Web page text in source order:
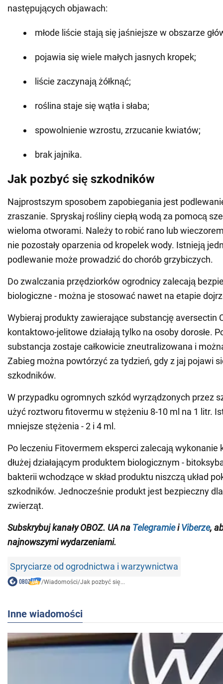
następujących objawach:
młode liście stają się jaśniejsze w obszarze
pojawia się wiele małych jasnych kropek;
liście zaczynają żółknąć;
roślina staje się wątła i słaba;
spowolnienie wzrostu, zrzucanie kwiatów;
brak jajnika.
Jak pozbyć się szkodników
Najprostszym sposobem zapobiegania jest
zraszanie. Spryskaj rośliny ciepłą wodą za pomocą
wieloma otworami. Należy to robić rano lub
nie pozostały oparzenia od kropelek wody. Istnieją
podlewanie może prowadzić do chorób grzybiczych.
Do zwalczania przędziorków ogrodnicy zalecają
biologiczne - można je stosować nawet na etapie
Wybieraj produkty zawierające substancję aversectin
kontaktowo-jelitowe działają tylko na osoby dorosłe.
substancja zostaje całkowicie zneutralizowana i
Zabieg można powtórzyć za tydzień, gdy z jaj pojawi
szkodników.
W przypadku ogromnych szkód wyrządzonych przez
użyć roztworu fitovermu w stężeniu 8-10 ml na 1 litr.
mniejsze stężenia - 2 i 4 ml.
Po leczeniu Fitovermem eksperci zalecają wykonanie
dłużej działającym produktem biologicznym -
bakterii wchodzące w skład produktu niszczą układ
szkodników. Jednocześnie produkt jest bezpieczny
zwierząt.
Subskrybuj kanały OBOZ. UAna TelegramieiViberze,
najnowszymi wydarzeniami.
Spryciarze od ogrodnictwa i warzywnictwa
/Wiadomości/Jak pozbyć się...
Inne wiadomości